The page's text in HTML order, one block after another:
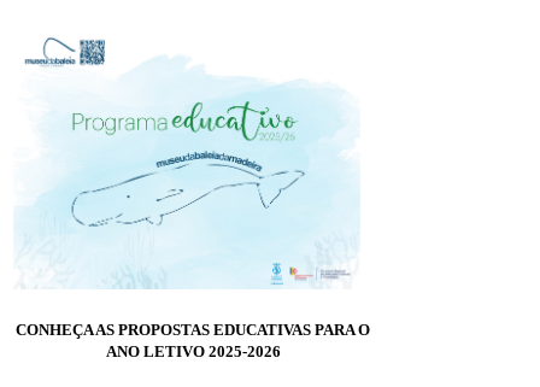
CONHEÇA AS PROPOSTAS EDUCATIVAS PARA O
ANO LETIVO 2025-2026